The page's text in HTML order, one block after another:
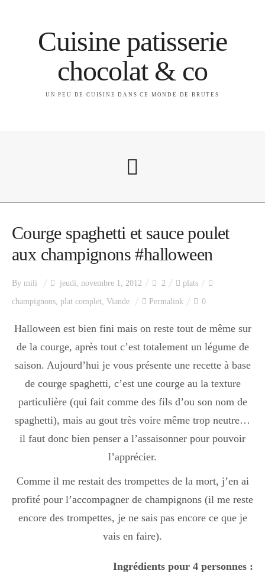
Cuisine patisserie
chocolat & co
UN PEU DE CUISINE DANS CE MONDE DE BRUTES
A propos
Index des recettes
Catégories
Apéro
Entrée
plats
Dessert
Boisson chaudes
Courge spaghetti et sauce poulet
aux champignons #halloween
By mili jeudi, novembre 1, 2012 2 plats
champignons, plat complet, Viande Permalink 0
Halloween est bien fini mais on reste tout de même sur
de la courge, après tout c’est totalement un légume de
saison. Aujourd’hui je vous présente une recette à base
de courge spaghetti, c’est une courge au la texture
particulière (qui fait comme des fils d’ou son nom de
spaghetti), mais au gout très voire même trop neutre…
il faut donc bien penser a l’assaisonner pour pouvoir
l’apprécier.
Comme il me restait des trompettes de la mort, j’en ai
profité pour l’accompagner de champignons (il me reste
encore des trompettes, je ne sais pas encore ce que je
vais en faire).
Ingrédients pour 4 personnes :